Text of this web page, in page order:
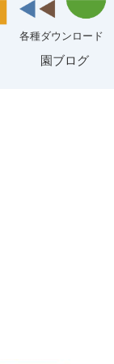
各種ダウンロード
園ブログ